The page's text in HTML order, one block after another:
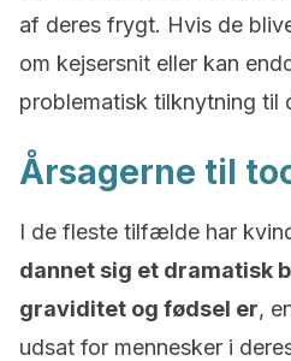
af deres frygt. Hvis de
om kejsersnit eller kan
problematisk tilknytning til
Årsagerne til
I de fleste tilfælde har
dannet sig et dramatisk
graviditet og fødsel er,
udsat for mennesker i